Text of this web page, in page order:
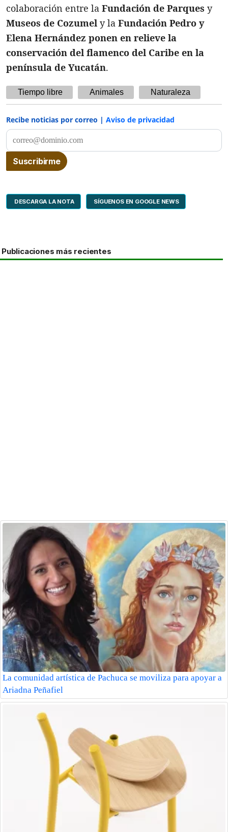
colaboración entre la Fundación de Parques y
Museos de Cozumel y la Fundación Pedro y
Elena Hernández ponen en relieve la
conservación del flamenco del Caribe en la
península de Yucatán.
Tiempo libre Animales Naturaleza
Recibe noticias por correo | Aviso de privacidad
DESCARGA LA NOTA SÍGUENOS EN GOOGLE NEWS
Publicaciones más recientes
La comunidad artística de Pachuca se moviliza para apoyar a
Ariadna Peñafiel